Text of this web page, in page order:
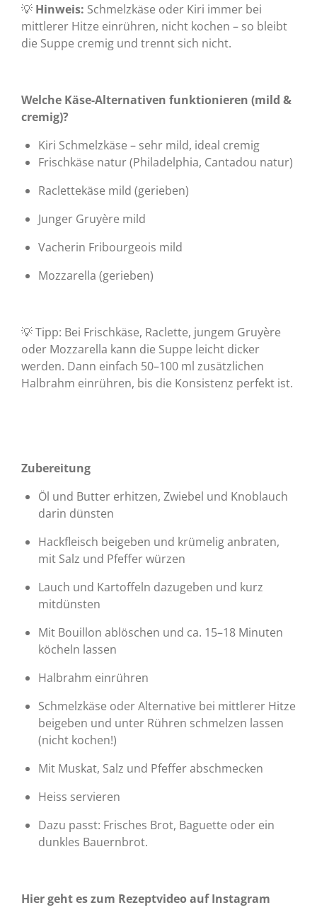
💡 Hinweis: Schmelzkäse oder Kiri immer bei
mittlerer Hitze einrühren, nicht kochen – so bleibt
die Suppe cremig und trennt sich nicht.
Welche Käse-Alternativen funktionieren (mild &
cremig)?
Kiri Schmelzkäse – sehr mild, ideal cremig
Frischkäse natur (Philadelphia, Cantadou natur)
Raclettekäse mild (gerieben)
Junger Gruyère mild
Vacherin Fribourgeois mild
Mozzarella (gerieben)
💡 Tipp: Bei Frischkäse, Raclette, jungem Gruyère
oder Mozzarella kann die Suppe leicht dicker
werden. Dann einfach 50–100 ml zusätzlichen
Halbrahm einrühren, bis die Konsistenz perfekt ist.
Zubereitung
Öl und Butter erhitzen, Zwiebel und Knoblauch
darin dünsten
Hackfleisch beigeben und krümelig anbraten,
mit Salz und Pfeffer würzen
Lauch und Kartoffeln dazugeben und kurz
mitdünsten
Mit Bouillon ablöschen und ca. 15–18 Minuten
köcheln lassen
Halbrahm einrühren
Schmelzkäse oder Alternative bei mittlerer Hitze
beigeben und unter Rühren schmelzen lassen
(nicht kochen!)
Mit Muskat, Salz und Pfeffer abschmecken
Heiss servieren
Dazu passt: Frisches Brot, Baguette oder ein
dunkles Bauernbrot.
Hier geht es zum Rezeptvideo auf Instagram